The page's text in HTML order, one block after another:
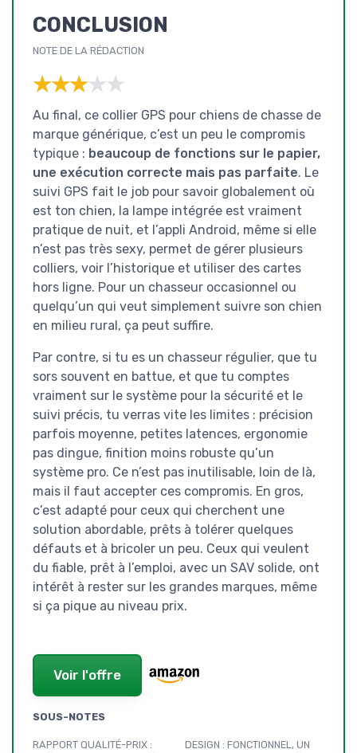
CONCLUSION
NOTE DE LA RÉDACTION
★★★★★
★★★★★
Au final, ce collier GPS pour chiens de chasse de
marque générique, c’est un peu le compromis
typique : beaucoup de fonctions sur le papier,
une exécution correcte mais pas parfaite. Le
suivi GPS fait le job pour savoir globalement où
est ton chien, la lampe intégrée est vraiment
pratique de nuit, et l’appli Android, même si elle
n’est pas très sexy, permet de gérer plusieurs
colliers, voir l’historique et utiliser des cartes
hors ligne. Pour un chasseur occasionnel ou
quelqu’un qui veut simplement suivre son chien
en milieu rural, ça peut suffire.
Par contre, si tu es un chasseur régulier, que tu
sors souvent en battue, et que tu comptes
vraiment sur le système pour la sécurité et le
suivi précis, tu verras vite les limites : précision
parfois moyenne, petites latences, ergonomie
pas dingue, finition moins robuste qu’un
système pro. Ce n’est pas inutilisable, loin de là,
mais il faut accepter ces compromis. En gros,
c’est adapté pour ceux qui cherchent une
solution abordable, prêts à tolérer quelques
défauts et à bricoler un peu. Ceux qui veulent
du fiable, prêt à l’emploi, avec un SAV solide, ont
intérêt à rester sur les grandes marques, même
si ça pique au niveau prix.
Voir l'offre
SOUS-NOTES
RAPPORT QUALITÉ-PRIX :
DESIGN : FONCTIONNEL, UN